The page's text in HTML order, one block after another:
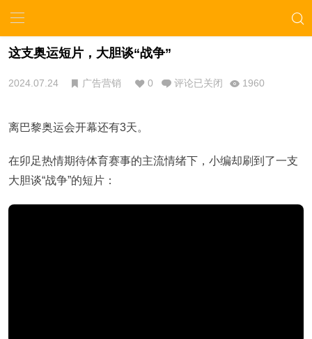
这支奥运短片，大胆谈“战争”
2024.07.24 广告营销 0 评论已关闭 1960
离巴黎奥运会开幕还有3天。
在卯足热情期待体育赛事的主流情绪下，小编却刷到了一支
大胆谈“战争”的短片：